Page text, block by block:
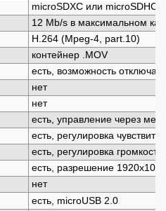
microSDXC или microSDHC
12 Mb/s в максимальном
Н.264 (Mpeg-4, part.10)
контейнер .MOV
есть, возможность
нет
нет
есть, управление через
есть, регулировка
есть, регулировка громкости
есть, разрешение
нет
есть, miсroUSB 2.0